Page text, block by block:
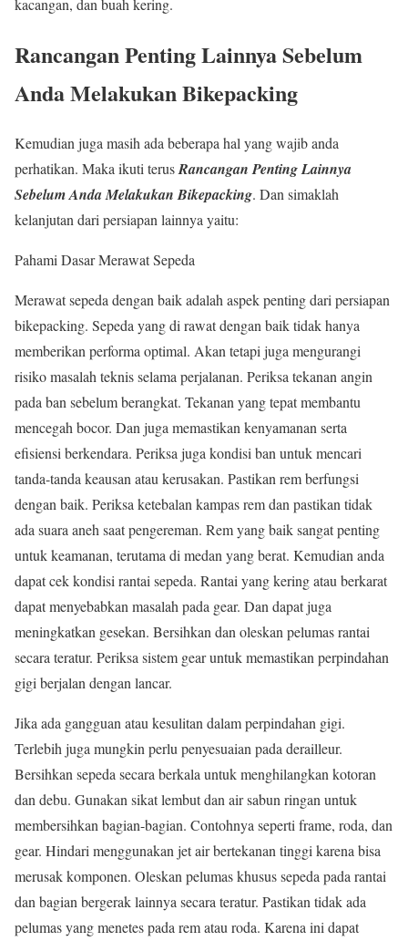
kacangan, dan buah kering.
Rancangan Penting Lainnya Sebelum
Anda Melakukan Bikepacking
Kemudian juga masih ada beberapa hal yang wajib anda
perhatikan. Maka ikuti terusRancangan Penting Lainnya
Sebelum Anda Melakukan Bikepacking. Dan simaklah
kelanjutan dari persiapan lainnya yaitu:
Pahami Dasar Merawat Sepeda
Merawat sepeda dengan baik adalah aspek penting dari persiapan
bikepacking. Sepeda yang di rawat dengan baik tidak hanya
memberikan performa optimal. Akan tetapi juga mengurangi
risiko masalah teknis selama perjalanan. Periksa tekanan angin
pada ban sebelum berangkat. Tekanan yang tepat membantu
mencegah bocor. Dan juga memastikan kenyamanan serta
efisiensi berkendara. Periksa juga kondisi ban untuk mencari
tanda-tanda keausan atau kerusakan. Pastikan rem berfungsi
dengan baik. Periksa ketebalan kampas rem dan pastikan tidak
ada suara aneh saat pengereman. Rem yang baik sangat penting
untuk keamanan, terutama di medan yang berat. Kemudian anda
dapat cek kondisi rantai sepeda. Rantai yang kering atau berkarat
dapat menyebabkan masalah pada gear. Dan dapat juga
meningkatkan gesekan. Bersihkan dan oleskan pelumas rantai
secara teratur. Periksa sistem gear untuk memastikan perpindahan
gigi berjalan dengan lancar.
Jika ada gangguan atau kesulitan dalam perpindahan gigi.
Terlebih juga mungkin perlu penyesuaian pada derailleur.
Bersihkan sepeda secara berkala untuk menghilangkan kotoran
dan debu. Gunakan sikat lembut dan air sabun ringan untuk
membersihkan bagian-bagian. Contohnya seperti frame, roda, dan
gear. Hindari menggunakan jet air bertekanan tinggi karena bisa
merusak komponen. Oleskan pelumas khusus sepeda pada rantai
dan bagian bergerak lainnya secara teratur. Pastikan tidak ada
pelumas yang menetes pada rem atau roda. Karena ini dapat